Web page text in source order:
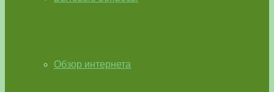
Обзор интернета